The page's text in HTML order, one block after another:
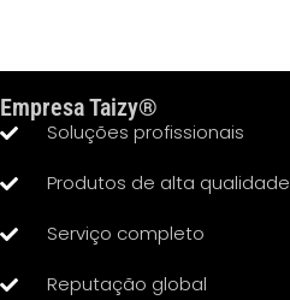
Empresa Taizy®
Soluções profissionais
Produtos de alta qualidade
Serviço completo
Reputação global